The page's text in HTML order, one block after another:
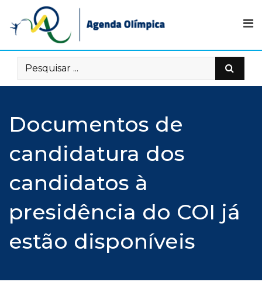
content
Documentos de
candidatura dos
candidatos à
presidência do COI já
estão disponíveis